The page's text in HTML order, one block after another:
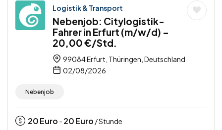
Logistik & Transport
Nebenjob: Citylogistik-
Fahrer in Erfurt (m/w/d) –
20,00 €/Std.
99084 Erfurt, Thüringen, Deutschland
02/08/2026
Nebenjob
20Euro - 20Euro / Stunde